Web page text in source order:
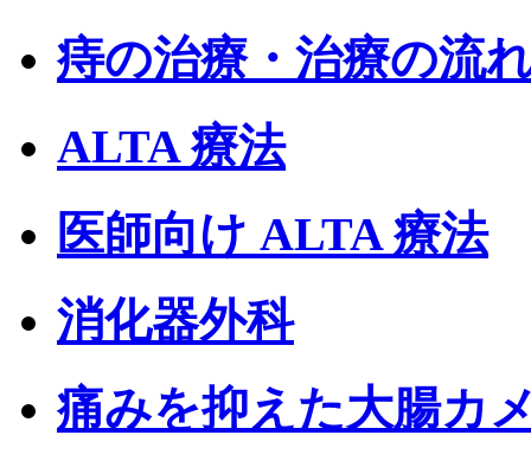
痔の治療・治療の流
ALTA 療法
医師向け ALTA 療法
消化器外科
痛みを抑えた大腸カ